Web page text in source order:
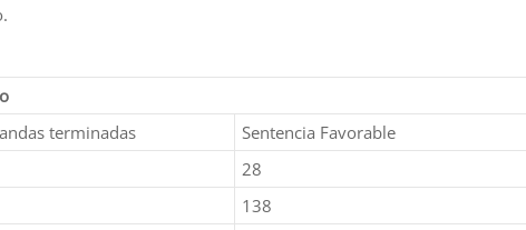
terminadas Sentencia Favorable
28
138